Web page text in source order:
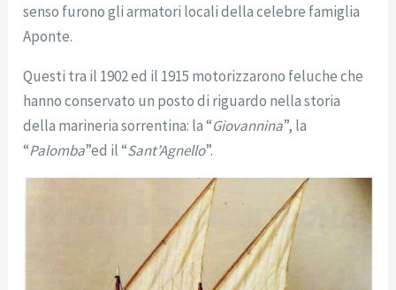
senso furono gli armatori locali della celebre famiglia
Aponte.
Questi tra il 1902 ed il 1915 motorizzarono feluche che
hanno conservato un posto di riguardo nella storia
della marineria sorrentina: la “Giovannina”, la
“Palomba”ed il “Sant’Agnello”.